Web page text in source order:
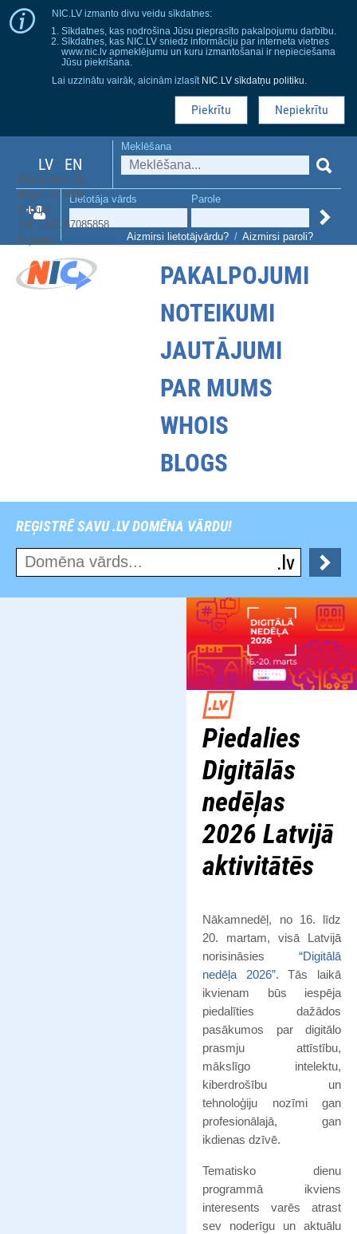
NIC.LV izmanto divu veidu sīkdatnes:
Sīkdatnes, kas nodrošina Jūsu pieprasīto pakalpojumu darbību.
Sīkdatnes, kas NIC.LV sniedz informāciju par interneta vietnes
www.nic.lv apmeklējumu un kuru izmantošanai ir nepieciešama
Jūsu piekrišana.
Lai uzzinātu vairāk, aicinām izlasīt NIC.LV sīkdatņu politiku
Piekrītu Nepiekrītu
LV EN
Meklēšana
Lietotāja vārds Parole
Aizmirsi lietotājvārdu? / Aizmirsi paroli?
PAKALPOJUMI
NOTEIKUMI
JAUTĀJUMI
PAR MUMS
WHOIS
BLOGS
Raiņa bulv. 29,
Rīga, LV-1459,
Latvija
Tel. +371 67085858
E-pasts: dns@nic.lv
REĢISTRĒ SAVU .LV DOMĒNA VĀRDU!
Piedalies
Digitālās
nedēļas
2026 Latvijā
aktivitātēs
Nākamnedēļ, no 16. līdz
20. martam, visā Latvijā
norisināsies “Digitālā
nedēļa 2026”. Tās laikā
ikvienam būs iespēja
piedalīties dažādos
pasākumos par digitālo
prasmju attīstību,
mākslīgo intelektu,
kiberdrošību un
tehnoloģiju nozīmi gan
profesionālajā, gan
ikdienas dzīvē.
Tematisko dienu
programmā ikviens
interesents varēs atrast
sev noderīgu un aktuālu